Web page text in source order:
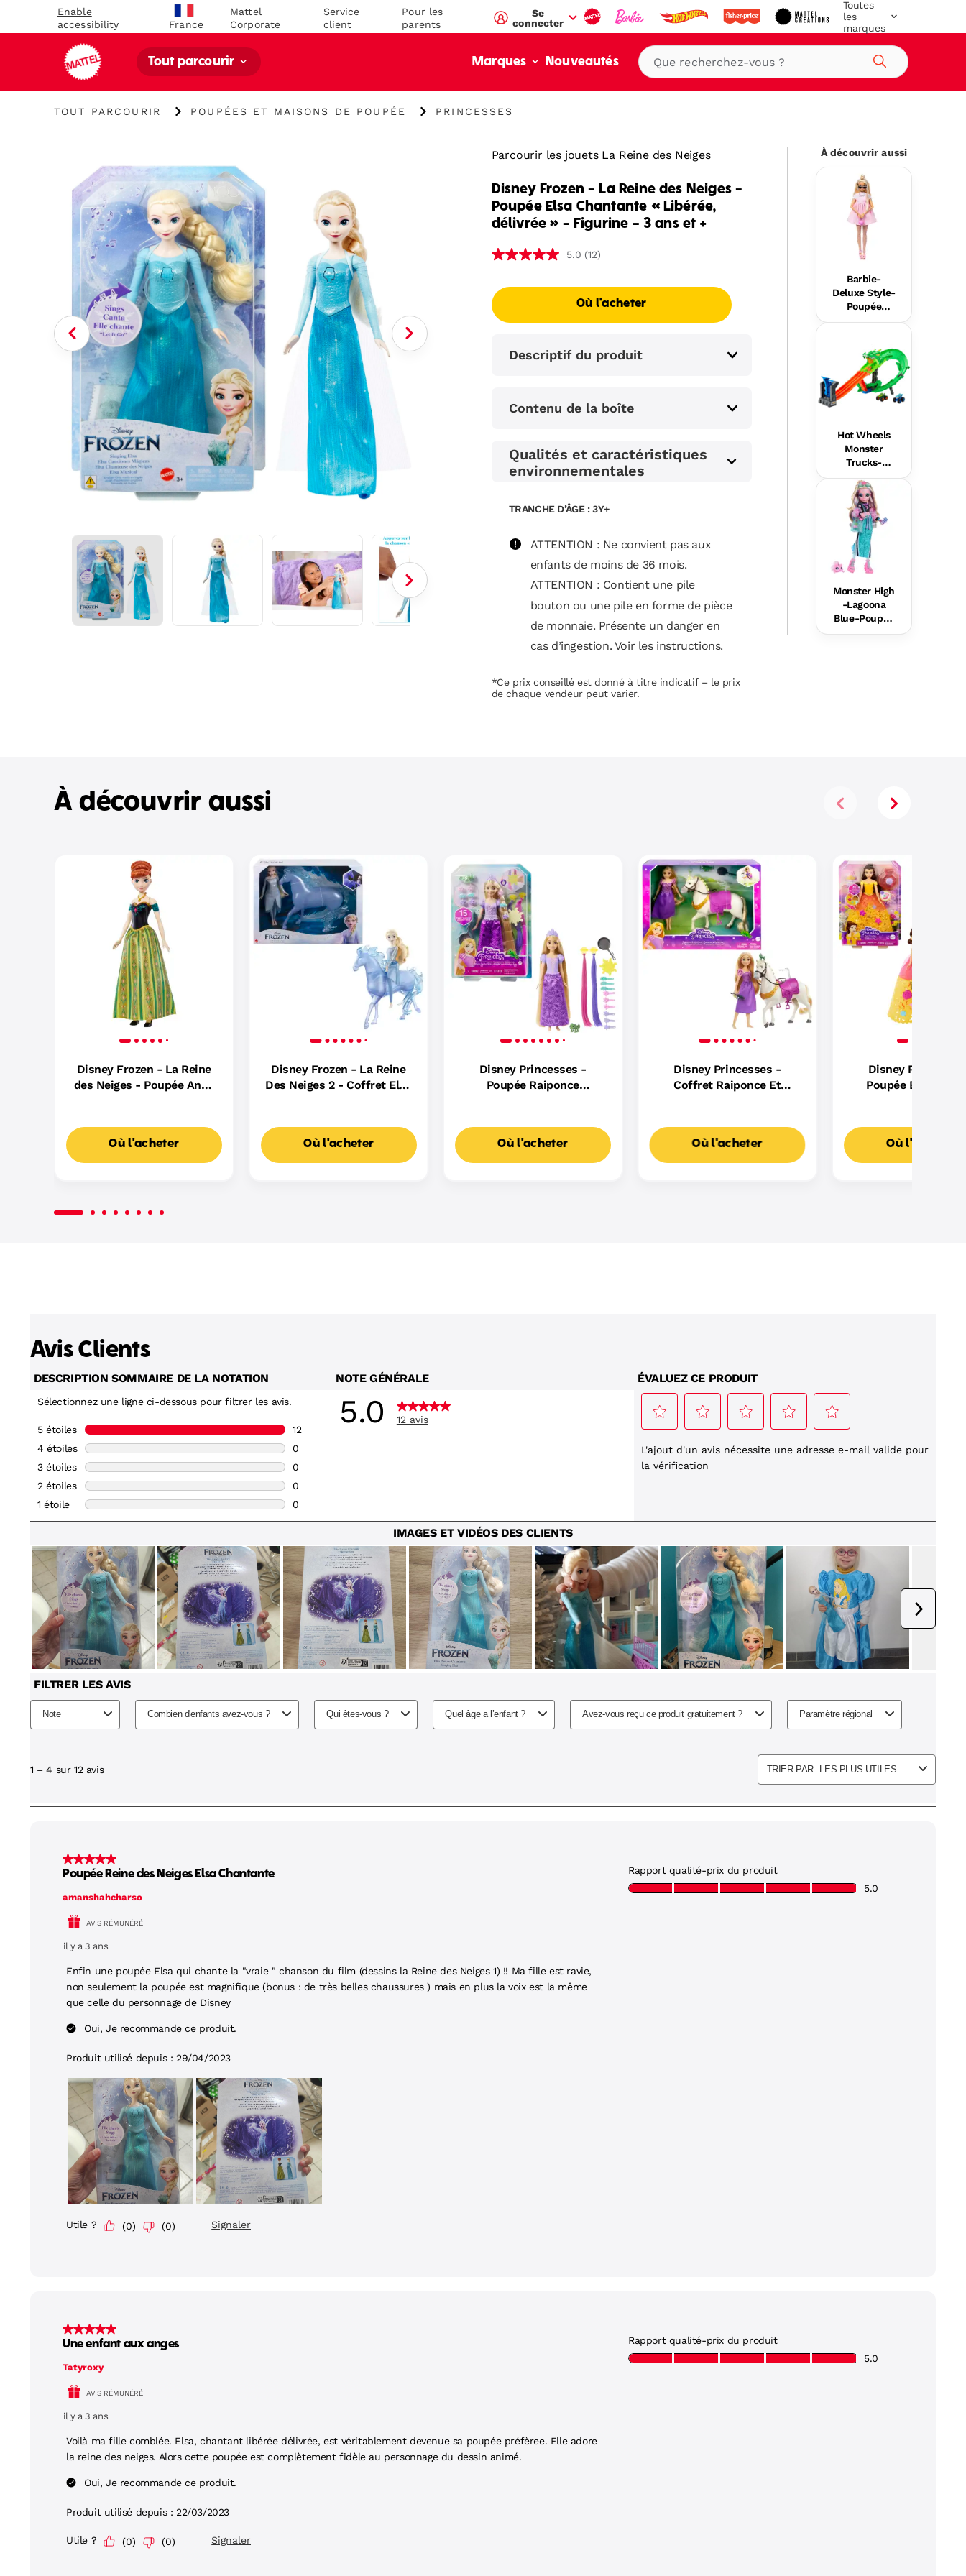
Enable
accessibility
France
Mattel
Corporate
Service
client
Pour les
parents
Se
connecter
Toutes
les
marques
Tout parcourir Marques Nouveautés
Rechercher
TOUT PARCOURIR POUPÉES ET MAISONS DE POUPÉE PRINCESSES
Parcourir les jouets La Reine des Neiges
Disney Frozen - La Reine des Neiges -
Poupée Elsa Chantante « Libérée,
délivrée » - Figurine - 3 ans et +
5.0 (12)
Où l'acheter
Descriptif du produit
Contenu de la boîte
Qualités et caractéristiques
environnementales
TRANCHE D’ÂGE : 3Y+
ATTENTION : Ne convient pas aux
enfants de moins de 36 mois.
ATTENTION : Contient une pile
bouton ou une pile en forme de pièce
de monnaie. Présente un danger en
cas d’ingestion. Voir les instructions.
*Ce prix conseillé est donné à titre indicatif – le prix
de chaque vendeur peut varier.
À découvrir aussi
Barbie-
Deluxe Style-
Poupée
Barbie
Robe Rose
Pastel
Hot Wheels
Monster
Trucks-
Coffret Piste
Dragon
Sharks vs
Dinos
Monster High
-Lagoona
Blue-Poupée
Avec
À découvrir aussi
Disney Frozen - La Reine
des Neiges - Poupée Anna
Où l'acheter
Disney Frozen - La Reine
Des Neiges 2 - Coffret Elsa
Où l'acheter
Disney Princesses -
Poupée Raiponce
Où l'acheter
Disney Princesses -
Coffret Raiponce Et
Où l'acheter
Disney
Poupée Belle
Où l'acheter